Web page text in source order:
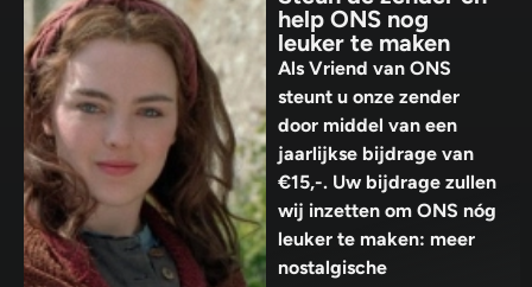
help ONS nog
leuker te maken
Als Vriend van ONS
steunt u onze zender
door middel van een
jaarlijkse bijdrage van
€15,-. Uw bijdrage zullen
wij inzetten om ONS nóg
leuker te maken: meer
nostalgische